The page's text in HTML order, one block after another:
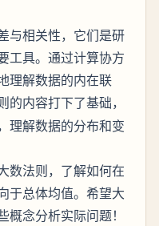
与相关性，它们是研
工具。通过计算协方
理解数据的内在联
的内容打下了基础，
理解数据的分布和变
数法则，了解如何在
于总体均值。希望大
念分析实际问题！